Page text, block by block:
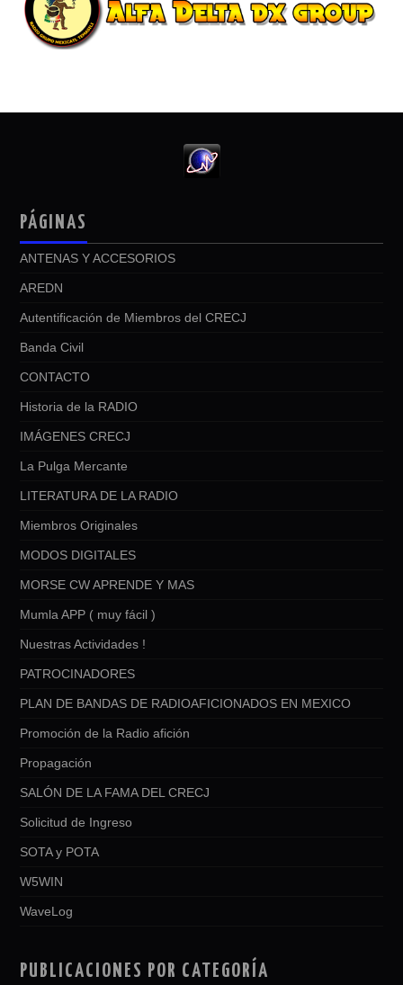
PÁGINAS
ANTENAS Y ACCESORIOS
AREDN
Autentificación de Miembros del CRECJ
Banda Civil
CONTACTO
Historia de la RADIO
IMÁGENES CRECJ
La Pulga Mercante
LITERATURA DE LA RADIO
Miembros Originales
MODOS DIGITALES
MORSE CW APRENDE Y MAS
Mumla APP ( muy fácil )
Nuestras Actividades !
PATROCINADORES
PLAN DE BANDAS DE RADIOAFICIONADOS EN MEXICO
Promoción de la Radio afición
Propagación
SALÓN DE LA FAMA DEL CRECJ
Solicitud de Ingreso
SOTA y POTA
W5WIN
WaveLog
PUBLICACIONES POR CATEGORÍA